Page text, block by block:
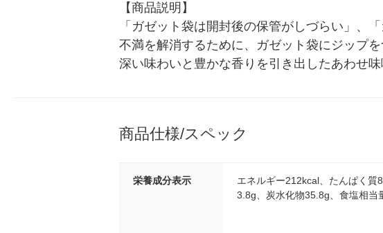
【商品説明】
「ガゼット袋は開封後の保管がしづらい」、
不満を解消するために、ガゼット袋にジップ
深い味わいと豊かな香りを引き出したあわせ味
商品仕様/スペック
栄養成分表示
エネルギー212kcal、たんぱく質
3.8g、炭水化物35.8g、食塩相当